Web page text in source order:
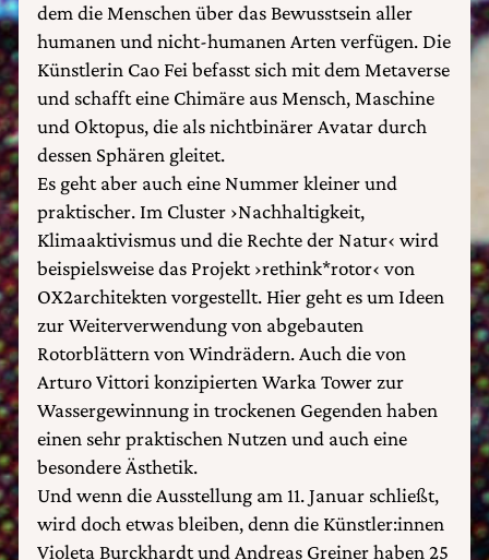
dem die Menschen über das Bewusstsein aller
humanen und nicht-humanen Arten verfügen. Die
Künstlerin Cao Fei befasst sich mit dem Metaverse
und schafft eine Chimäre aus Mensch, Maschine
und Oktopus, die als nichtbinärer Avatar durch
dessen Sphären gleitet.
Es geht aber auch eine Nummer kleiner und
praktischer. Im Cluster ›Nachhaltigkeit,
Klimaaktivismus und die Rechte der Natur‹ wird
beispielsweise das Projekt ›rethink*rotor‹ von
OX2architekten vorgestellt. Hier geht es um Ideen
zur Weiterverwendung von abgebauten
Rotorblättern von Windrädern. Auch die von
Arturo Vittori konzipierten Warka Tower zur
Wassergewinnung in trockenen Gegenden haben
einen sehr praktischen Nutzen und auch eine
besondere Ästhetik.
Und wenn die Ausstellung am 11. Januar schließt,
wird doch etwas bleiben, denn die Künstler:innen
Violeta Burckhardt und Andreas Greiner haben 25